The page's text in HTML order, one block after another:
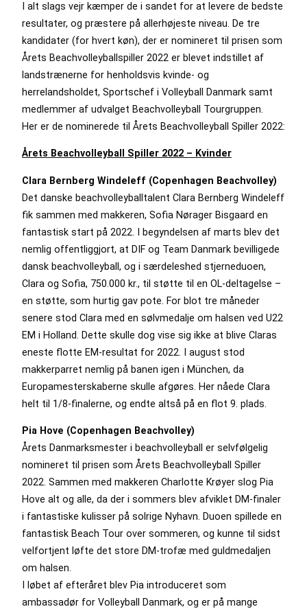
I alt slags vejr kæmper de i sandet for at levere de bedste
resultater, og præstere på allerhøjeste niveau. De tre
kandidater (for hvert køn), der er nomineret til prisen som
Årets Beachvolleyballspiller 2022 er blevet indstillet af
landstrænerne for henholdsvis kvinde- og
herrelandsholdet, Sportschef i Volleyball Danmark samt
medlemmer af udvalget Beachvolleyball Tourgruppen.
Her er de nominerede til Årets Beachvolleyball Spiller 2022:
Årets Beachvolleyball Spiller 2022 – Kvinder
Clara Bernberg Windeleff (Copenhagen Beachvolley)
Det danske beachvolleyballtalent Clara Bernberg Windeleff
fik sammen med makkeren, Sofia Nørager Bisgaard en
fantastisk start på 2022. I begyndelsen af marts blev det
nemlig offentliggjort, at DIF og Team Danmark bevilligede
dansk beachvolleyball, og i særdeleshed stjerneduoen,
Clara og Sofia, 750.000 kr., til støtte til en OL-deltagelse –
en støtte, som hurtig gav pote. For blot tre måneder
senere stod Clara med en sølvmedalje om halsen ved U22
EM i Holland. Dette skulle dog vise sig ikke at blive Claras
eneste flotte EM-resultat for 2022. I august stod
makkerparret nemlig på banen igen i München, da
Europamesterskaberne skulle afgøres. Her nåede Clara
helt til 1/8-finalerne, og endte altså på en flot 9. plads.
Pia Hove (Copenhagen Beachvolley)
Årets Danmarksmester i beachvolleyball er selvfølgelig
nomineret til prisen som Årets Beachvolleyball Spiller
2022. Sammen med makkeren Charlotte Krøyer slog Pia
Hove alt og alle, da der i sommers blev afviklet DM-finaler
i fantastiske kulisser på solrige Nyhavn. Duoen spillede en
fantastisk Beach Tour over sommeren, og kunne til sidst
velfortjent løfte det store DM-trofæ med guldmedaljen
om halsen.
I løbet af efteråret blev Pia introduceret som
ambassadør for Volleyball Danmark, og er på mange